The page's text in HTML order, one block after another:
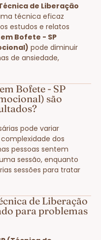
de Liberação
técnica eficaz
estudos e relatos
em Bofete - SP
pode diminuir
de ansiedade,
Bofete - SP
são
pode variar
dos
pessoas sentem
sessão, enquanto
sessões para tratar
de Liberação
para problemas